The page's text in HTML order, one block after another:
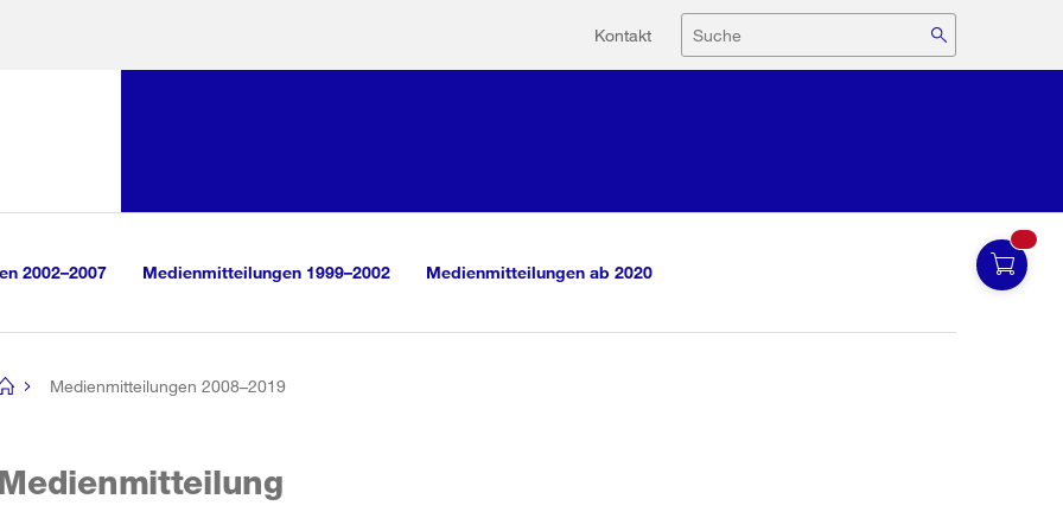
Hilfsnavigation
Kontakt Suche
2002–2007 Medienmitteilungen 1999–2002 Medienmitteilungen ab 2020
Medienmitteilungen 2008–2019